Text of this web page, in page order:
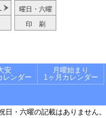
曜日・六曜
印 刷
安
レンダー
月曜始まり
1ヶ月カレンダー
日・六曜の記載はありません。